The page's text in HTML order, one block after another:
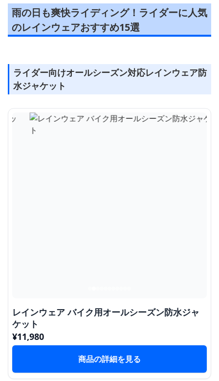
雨の日も爽快ライディング！ライダーに人気
のレインウェアおすすめ15選
ライダー向けオールシーズン対応レインウェア防
水ジャケット
レインウェア バイク用オールシーズン防水ジャ
ケット
¥11,980
商品の詳細を見る